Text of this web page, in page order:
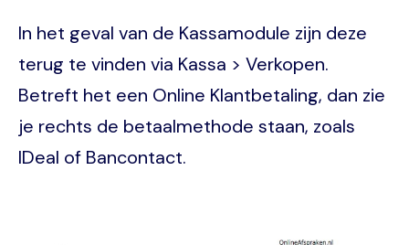
In het geval van de Kassamodule zijn deze
terug te vinden via Kassa > Verkopen.
Betreft het een Online Klantbetaling, dan zie
je rechts de betaalmethode staan, zoals
IDeal of Bancontact.